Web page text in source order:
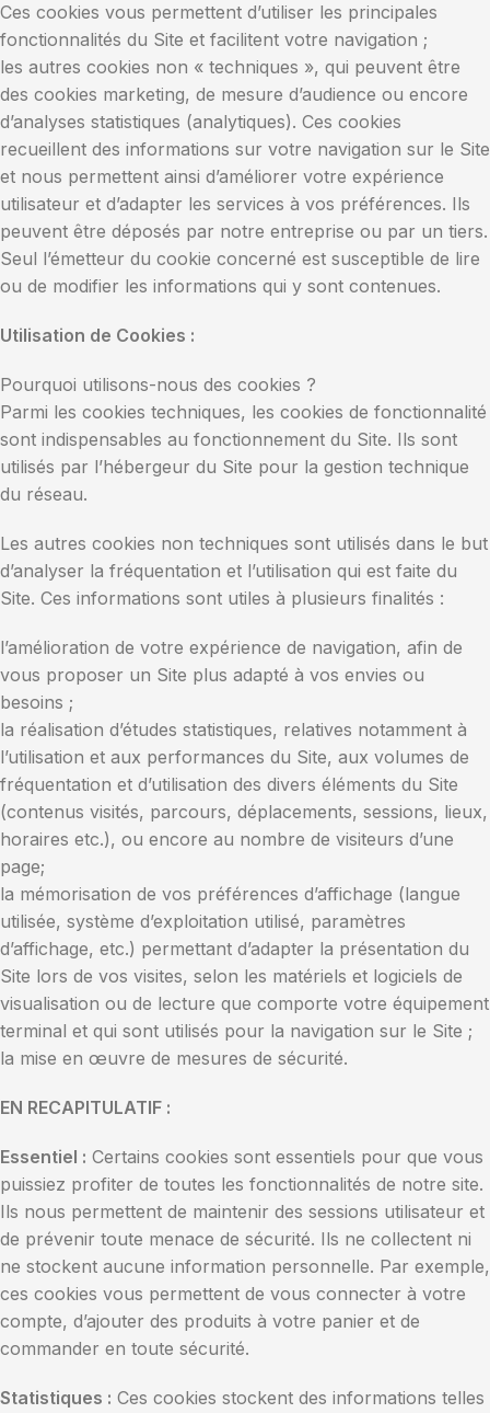
Ces cookies vous permettent d’utiliser les principales
fonctionnalités du Site et facilitent votre navigation ;
les autres cookies non « techniques », qui peuvent être
des cookies marketing, de mesure d’audience ou encore
d’analyses statistiques (analytiques). Ces cookies
recueillent des informations sur votre navigation sur le Site
et nous permettent ainsi d’améliorer votre expérience
utilisateur et d’adapter les services à vos préférences. Ils
peuvent être déposés par notre entreprise ou par un tiers.
Seul l’émetteur du cookie concerné est susceptible de lire
ou de modifier les informations qui y sont contenues.
Utilisation de Cookies :
Pourquoi utilisons-nous des cookies ?
Parmi les cookies techniques, les cookies de fonctionnalité
sont indispensables au fonctionnement du Site. Ils sont
utilisés par l’hébergeur du Site pour la gestion technique
du réseau.
Les autres cookies non techniques sont utilisés dans le but
d’analyser la fréquentation et l’utilisation qui est faite du
Site. Ces informations sont utiles à plusieurs finalités :
l’amélioration de votre expérience de navigation, afin de
vous proposer un Site plus adapté à vos envies ou
besoins ;
la réalisation d’études statistiques, relatives notamment à
l’utilisation et aux performances du Site, aux volumes de
fréquentation et d’utilisation des divers éléments du Site
(contenus visités, parcours, déplacements, sessions, lieux,
horaires etc.), ou encore au nombre de visiteurs d’une
page;
la mémorisation de vos préférences d’affichage (langue
utilisée, système d’exploitation utilisé, paramètres
d’affichage, etc.) permettant d’adapter la présentation du
Site lors de vos visites, selon les matériels et logiciels de
visualisation ou de lecture que comporte votre équipement
terminal et qui sont utilisés pour la navigation sur le Site ;
la mise en œuvre de mesures de sécurité.
EN RECAPITULATIF :
Essentiel : Certains cookies sont essentiels pour que vous
puissiez profiter de toutes les fonctionnalités de notre site.
Ils nous permettent de maintenir des sessions utilisateur et
de prévenir toute menace de sécurité. Ils ne collectent ni
ne stockent aucune information personnelle. Par exemple,
ces cookies vous permettent de vous connecter à votre
compte, d’ajouter des produits à votre panier et de
commander en toute sécurité.
Statistiques : Ces cookies stockent des informations telles